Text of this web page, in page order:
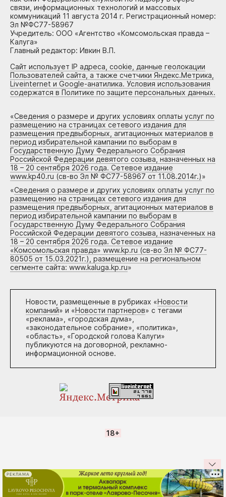
связи, информационных технологий и массовых
коммуникаций 11 августа 2014 г. Регистрационный номер:
Эл №ФС77-58967
Учредитель: ООО «Агентство «Комсомольская правда –
Калуга»
Главный редактор: Ивкин В.П.
Сайт использует IP адреса, cookie, данные геолокации
Пользователей сайта, а также счетчики Яндекс.Метрика,
Liveinternet и Google-анатилика. Условия использования
содержатся в Политике по защите персональных данных.
«Сведения о размере и других условиях оплаты услуг по
размещению на страницах сетевого издания для
размещения предвыборных, агитационных материалов в
период избирательной кампании по выборам в
Государственную Думу Федерального Собрания
Российской Федерации девятого созыва, назначенных на
18 – 20 сентября 2026 года. Сетевое издание
www.kp40.ru (св-во Эл № ФС77-58967 от 11.08.2014г.)»
«Сведения о размере и других условиях оплаты услуг по
размещению на страницах сетевого издания для
размещения предвыборных, агитационных материалов в
период избирательной кампании по выборам в
Государственную Думу Федерального Собрания
Российской Федерации девятого созыва, назначенных на
18 – 20 сентября 2026 года. Сетевое издание
«Комсомольская правда» www.kp.ru (св-во Эл № ФС77-
80505 от 15.03.2021г.), размещение на региональном
сегменте сайта: www.kaluga.kp.ru»
Новости, размещенные в рубриках «Новости
компаний» и «Новости партнеров» с тегами
«реклама», «городская дума»,
«законодательное собрание», «политика»,
«область», «Городской голова Калуги»
публикуются на договорной, рекламно-
информационной основе.
18+
РЕКЛАМА